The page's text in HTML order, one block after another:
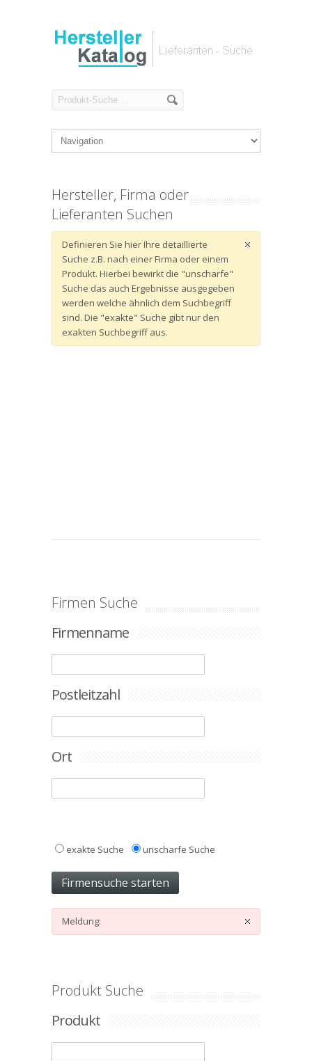
Hersteller, Firma oder
Lieferanten Suchen
Definieren Sie hier Ihre detaillierte
Suche z.B. nach einer Firma oder einem
Produkt. Hierbei bewirkt die "unscharfe"
Suche das auch Ergebnisse ausgegeben
werden welche ähnlich dem Suchbegriff
sind. Die "exakte" Suche gibt nur den
exakten Suchbegriff aus.
Firmen Suche
Firmenname
Postleitzahl
Ort
exakte Suche unscharfe Suche
Meldung:
Produkt Suche
Produkt